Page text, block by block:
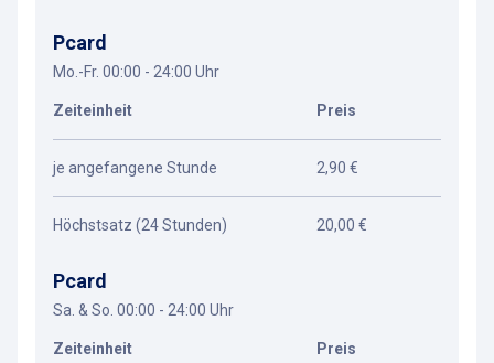
Pcard
Mo.-Fr. 00:00 - 24:00 Uhr
Zeiteinheit Preis
je angefangene Stunde 2,90 €
Höchstsatz (24 Stunden) 20,00 €
Pcard
Sa. & So. 00:00 - 24:00 Uhr
Zeiteinheit Preis